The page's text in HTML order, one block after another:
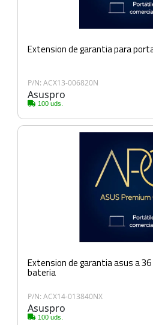
Extension de garantia para
P/N: ACX13-006820N
Asuspro
100 uds.
Extension de garantia asus a
bateria
P/N: ACX14-013840NX
Asuspro
100 uds.